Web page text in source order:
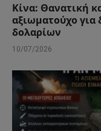
Κίνα: Θανατική
αξιωματούχο για
δολαρίων
10/07/2026